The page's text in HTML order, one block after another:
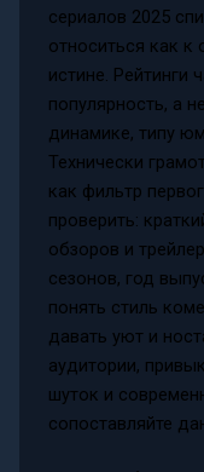
сериалов 2025
относиться как к
истине.
популярность, а
динамике, типу
Технически
как фильтр
проверить:
обзоров и
сезонов, год
понять стиль
давать уют и
аудитории,
шуток и
сопоставляйте